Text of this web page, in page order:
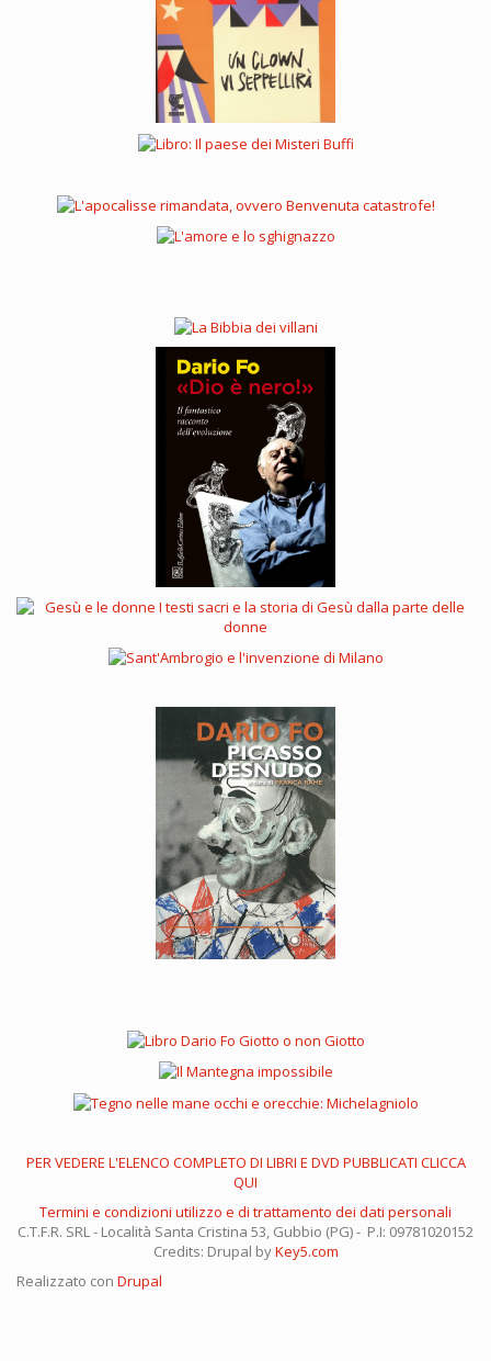
PER VEDERE L'ELENCO COMPLETO DI LIBRI E DVD PUBBLICATI CLICCA
QUI
Termini e condizioni utilizzo e di trattamento dei dati personali
C.T.F.R. SRL - Località Santa Cristina 53, Gubbio (PG) - P.I: 09781020152
Credits: Drupal byKey5.com
Realizzato con Drupal